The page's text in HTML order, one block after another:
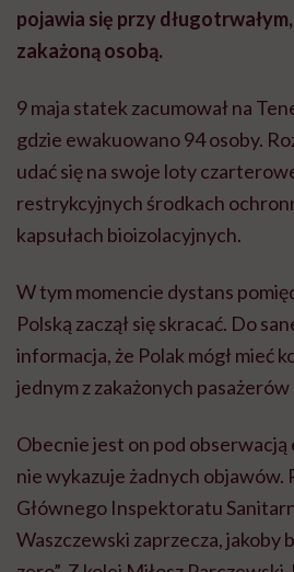
pojawia się przy
zakażoną osobą.
9 maja statek zacumował na
gdzie ewakuowano 94 osoby.
udać się na swoje loty
restrykcyjnych środkach
kapsułach bioizolacyjnych.
W tym momencie dystans
Polską zaczął się skracać. Do
informacja, że Polak mógł mieć
jednym z zakażonych
Obecnie jest on pod obserwacją
nie wykazuje żadnych objawów.
Głównego Inspektoratu
Waszczewski zaprzecza, jakoby